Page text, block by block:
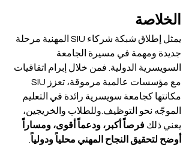
الخلاصة
يمثل إطلاق شبكة شركاء SIU المهنية مرحلة
جديدة ومهمة في مسيرة الجامعة
السويسرية الدولية. فمن خلال إبرام اتفاقيات
مكانتها كجامعة سويسرية رائدة في التعليم
الموجّه نحو التوظيف.وللطلاب والخريجين،
يعني ذلك فرصاً أكبر، ودعماً أقوى، ومساراً
أوضح لتحقيق النجاح المهني محلياً ودولياً